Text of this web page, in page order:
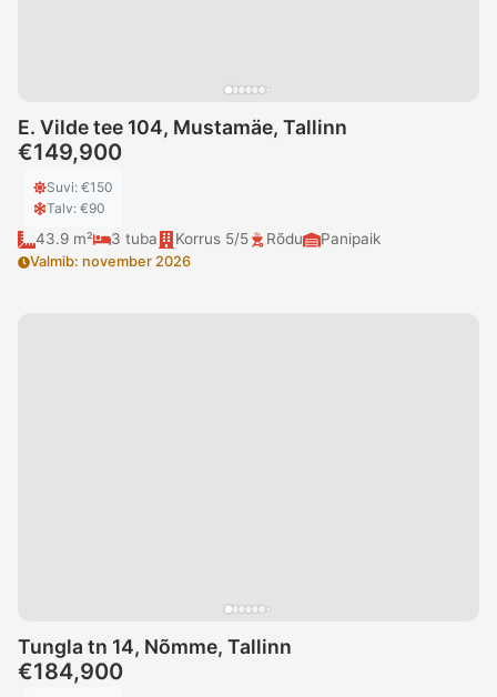
E. Vilde tee 104, Mustamäe, Tallinn
€149,900
Suvi: €150
Talv: €90
43.9 m² 3 tuba Korrus 5/5 Rõdu Panipaik
Valmib: november 2026
Tungla tn 14, Nõmme, Tallinn
€184,900